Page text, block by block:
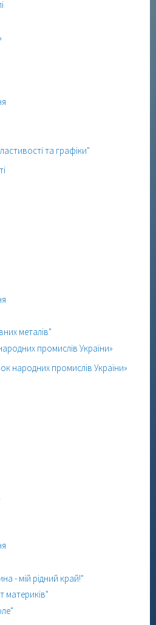
та графіки"
металів"
промислів України»
народних промислів України»
- мій рідний край!"
материків"